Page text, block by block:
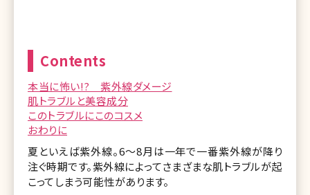
Contents
本当に怖い!? 紫外線ダメージ
肌トラブルと美容成分
このトラブルにこのコスメ
おわりに
夏といえば紫外線。6〜8月は一年で一番紫外線が降り
注ぐ時期です。紫外線によってさまざまな肌トラブルが起
こってしまう可能性があります。